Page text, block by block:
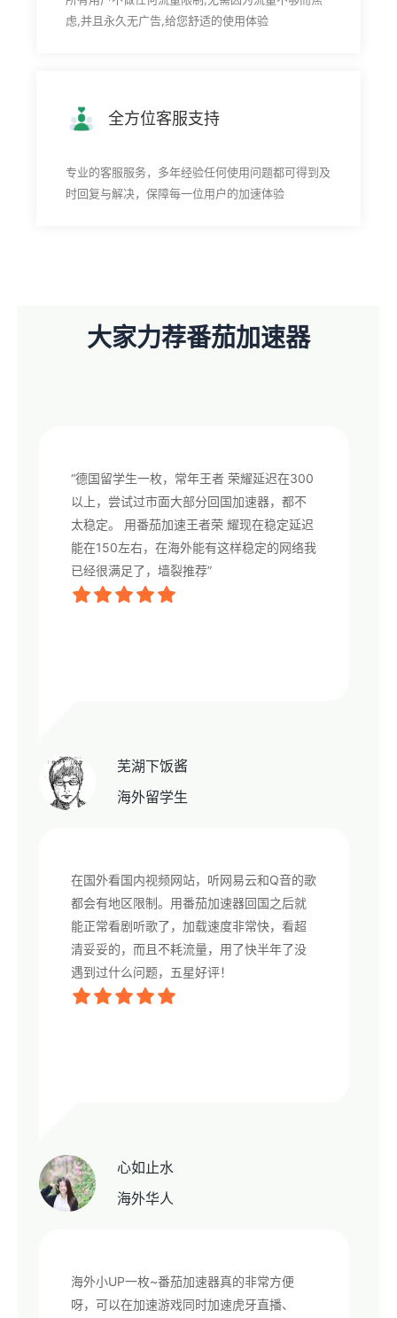
虑,并且永久无广告,给您舒适的使用体验
全方位客服支持
专业的客服服务，多年经验任何使用问题都可得到及
时回复与解决，保障每一位用户的加速体验
大家力荐番茄加速器
“德国留学生一枚，常年王者 荣耀延迟在300
以上，尝试过市面大部分回国加速器，都不
太稳定。 用番茄加速王者荣 耀现在稳定延迟
能在150左右，在海外能有这样稳定的网络我
已经很满足了，墙裂推荐”
芜湖下饭酱
海外留学生
在国外看国内视频网站，听网易云和Q音的歌
都会有地区限制。用番茄加速器回国之后就
能正常看剧听歌了，加载速度非常快，看超
清妥妥的，而且不耗流量，用了快半年了没
遇到过什么问题，五星好评！
心如止水
海外华人
海外小UP一枚~番茄加速器真的非常方便
呀，可以在加速游戏同时加速虎牙直播、